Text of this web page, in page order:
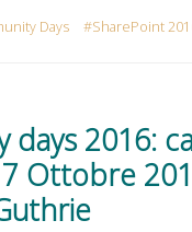
Days SharePoint
days 2016:
Ottobre